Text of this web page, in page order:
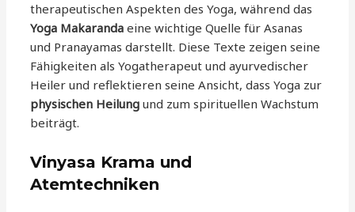
therapeutischen Aspekten des Yoga, während das
Yoga Makaranda eine wichtige Quelle für Asanas
und Pranayamas darstellt. Diese Texte zeigen seine
Fähigkeiten als Yogatherapeut und ayurvedischer
Heiler und reflektieren seine Ansicht, dass Yoga zur
physischen Heilung und zum spirituellen Wachstum
beiträgt.
Vinyasa Krama und
Atemtechniken